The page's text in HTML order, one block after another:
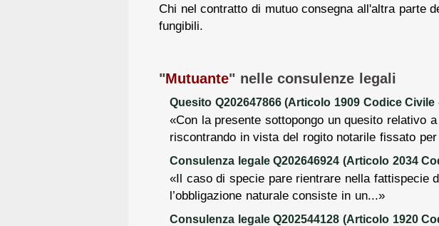
Chi nel contratto di mutuo consegna all'altra parte
fungibili.
"Mutuante" nelle consulenze legali
Quesito Q202647866 (Articolo 1909 Codice Civile
«Con la presente sottopongo un quesito relativo
riscontrando in vista del rogito notarile fissato
Consulenza legale Q202646924 (Articolo 2034
«Il caso di specie pare rientrare nella fattispecie
l’obbligazione naturale consiste in un...»
Consulenza legale Q202544128 (Articolo 1920